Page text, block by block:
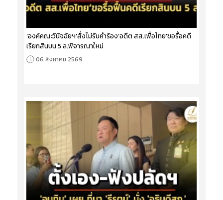
‘องค์คณะวินิจฉัยฯ’สั่งไม่รับคำร้อง‘อดีต สส.เพื่อไทย’ขอรื้อคดี
เรียกสินบน 5 ล.พิจารณาใหม่
06 สิงหาคม 2569